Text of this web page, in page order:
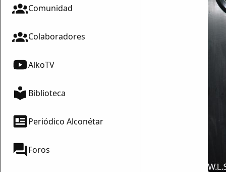
Comunidad
Colaboradores
AlkoTV
Biblioteca
Periódico Alconétar
Foros